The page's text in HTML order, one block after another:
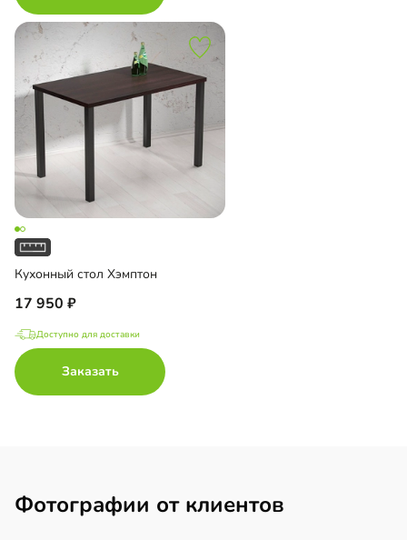
Кухонный стол Хэмптон
17 950
Доступно для доставки
Заказать
Фотографии от клиентов